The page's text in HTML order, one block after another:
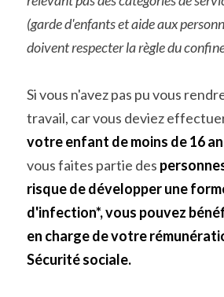
(garde d'enfants et aide aux
doivent respecter la règle du
Si vous n'avez pas pu vous
travail, car vous deviez
votre enfant de moins de 16
vous faites partie des
risque de développer une
d'infection*, vous pouvez
en charge de votre
Sécurité sociale.